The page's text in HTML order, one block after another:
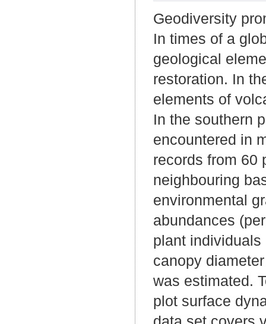
Geodiversity
In times of a
geological
restoration. In
elements of
In the southern
encountered in
records from 60
neighbouring
environmental
abundances
plant
canopy
was estimated.
plot surface